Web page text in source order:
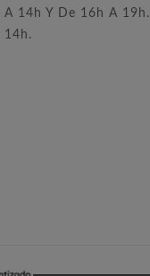
14h Y De 16h A 19h.
14h.